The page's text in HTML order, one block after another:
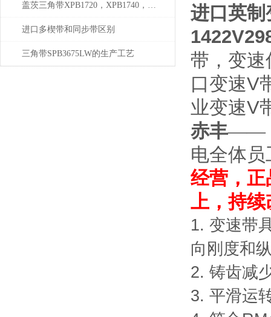
盖茨三角带XPB1720，XPB1740，XPB1800
进口多楔带和同步带区别
三角带SPB3675LW的生产工艺
进口英制
带，变
口变速V
业变速V
赤丰——
电全体
经营，
上，持
1. 变速带
向刚度和
2. 铸齿减
3. 平滑运